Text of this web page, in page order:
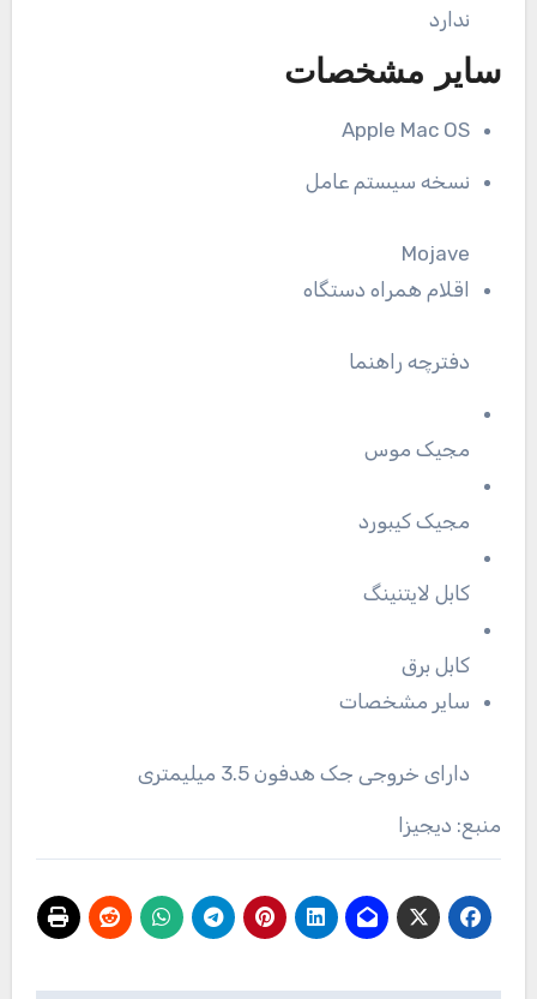
ندارد
سایر مشخصات
Apple Mac OS
نسخه سیستم عامل
Mojave
اقلام همراه دستگاه
دفترچه راهنما
مجیک موس
مجیک کیبورد
کابل لایتنینگ
کابل برق
سایر مشخصات
دارای خروجی جک هدفون 3.5 میلیمتری
منبع: دیجیزا